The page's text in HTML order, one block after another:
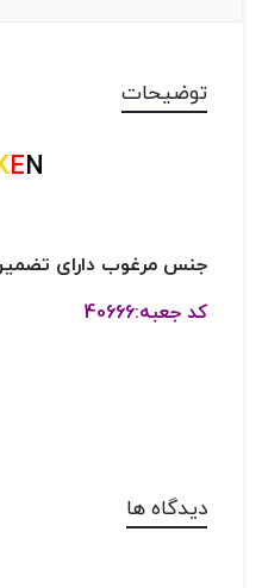
توضیحات
EN
جنس مرغوب دارای
کد جعبه:40666
دیدگاه ها